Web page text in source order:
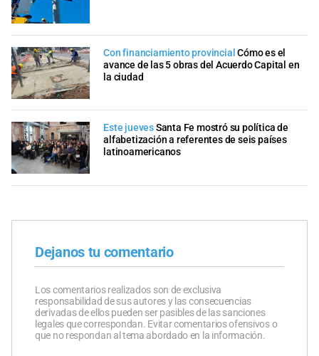
Con financiamiento provincial Cómo es el
avance de las 5 obras del Acuerdo Capital en
la ciudad
Este juevesSanta Fe mostró su política de
alfabetización a referentes de seis países
latinoamericanos
Dejanos tu comentario
Los comentarios realizados son de exclusiva
responsabilidad de sus autores y las consecuencias
derivadas de ellos pueden ser pasibles de las sanciones
legales que correspondan. Evitar comentarios ofensivos o
que no respondan al tema abordado en la información.